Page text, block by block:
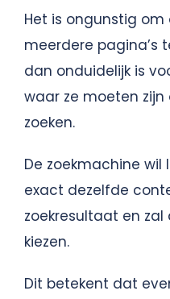
Het is ongunstig
meerdere pagina’s
dan onduidelijk is
waar ze moeten
zoeken.
De zoekmachine wil
exact dezelfde
zoekresultaat en zal
kiezen.
Dit betekent dat